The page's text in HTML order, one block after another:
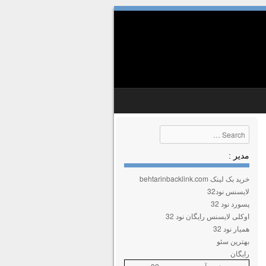
Search
مدیر :
خرید بک لینک behtarinbacklink.com
لایسنس نود32
پسورد نود 32
اوکلی لایسنس رایگان نود 32
همیار نود 32
بهترین سئو
رایگان